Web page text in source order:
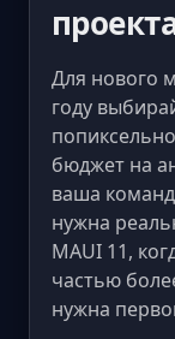
Для нового
году
бюджет на
ваша
нужна
MAUI 11,
частью
нужна